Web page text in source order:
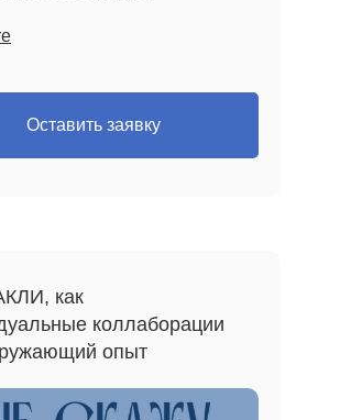
Оставить заявку
как
коллаборации
опыт